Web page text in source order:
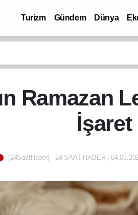
Turizm Gündem Dünya
Ramazan
(24SaatHaber) - 24 SAAT HABER |